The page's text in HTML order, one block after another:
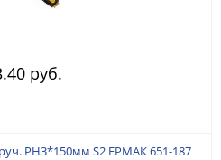
руб.
РН3*150мм S2 ЕРМАК 651-187